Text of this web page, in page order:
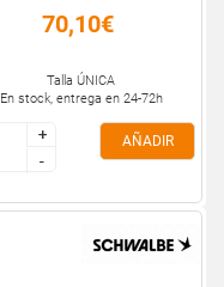
70,10€
Talla ÚNICA
En stock, entrega en 24-72h
+
-
+
-
AÑADIR